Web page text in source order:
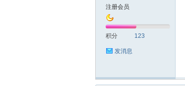
注册会员
积分 123
发消息